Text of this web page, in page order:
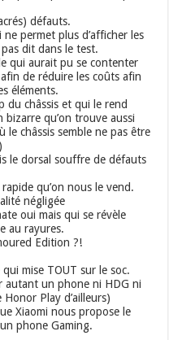
défauts.
ne permet plus d’afficher les
dit dans le test.
qui aurait pu se contenter
de réduire les coûts afin
éléments.
du châssis et qui le rend
qu’on trouve aussi
le châssis semble ne pas être
le dorsal souffre de défauts
qu’on nous le vend.
négligée
oui mais qui se révèle
au rayures.
Edition ?!
mise TOUT sur le soc.
autant un phone ni HDG ni
Play d’ailleurs)
Xiaomi nous propose le
phone Gaming.